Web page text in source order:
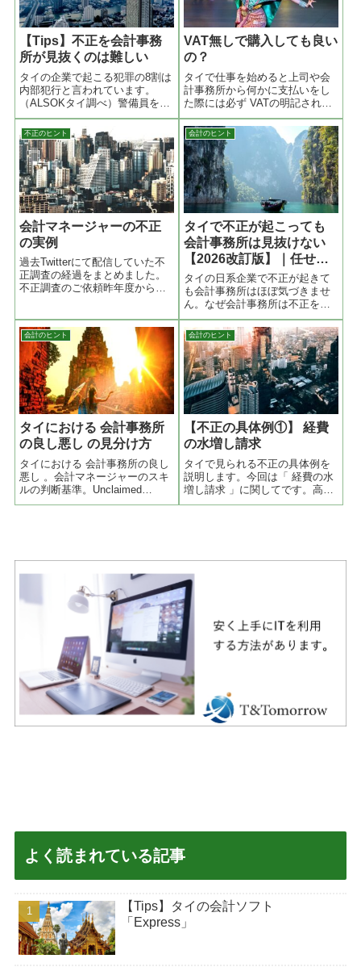
に、なぜ2つのレポートの数字が
合わないのか。
【Tips】不正を会計事務
所が見抜くのは難しい
タイの企業で起こる犯罪の8割は
内部犯行と言われています。
（ALSOKタイ調べ）警備員を雇
ったら泥棒だった、金庫番が金
庫の中身を持っていった、のよ
うな話は昔からタイではよく耳
にする話です。 犯罪や不正をさ
せないための仕組みが社内に必
要です。こ... (続く)
VAT無しで購入しても良い
の？
タイで仕事を始めると上司や会
計事務所から何かに支払いをし
た際には必ず VATの明記された
TAX Invoice （税額票）をもら
うようにと指導されると思いま
す。しかしたまに VAT無しで購
入 しなければならないことや、
VATの入っていない領収書を出
す業者がいます。 これで大丈夫
だと言われますが本当に大丈夫
でしょうか？
不正のヒント
会計マネージャーの不正
の実例
過去Twitterにて配信していた不
正調査の経過をまとめました。
不正調査のご依頼昨年度から何
をいただき、先月から不正調査
を実施して、その企業の会計マ
ネージャーの不正を見つけるこ
とができ... (続く)
会計のヒント
タイで不正が起こっても
会計事務所は見抜けない
【2026改訂版】｜任せき
りが危険な理由と内部統
制の要点
タイの日系企業で不正が起きて
も会計事務所はほぼ気づきませ
ん。なぜ会計事務所は不正を見
抜けないのか、その構造的な理
由と、経営者が取るべき内部統
制・不正調査の実務ポイント
を、タイで20年以上の支援実績
を持つ専門家が解説します。
会計のヒント
タイにおける 会計事務所
の良し悪し の見分け方
タイにおける 会計事務所の良し
悪し 。会計マネージャーのスキ
ルの判断基準。Unclaimed
Expenses, Add back, Non-
会計のヒント
【不正の具体例①】 経費
の水増し請求
タイで見られる不正の具体例を
説明します。今回は「 経費の水
増し請求 」に関してです。高速
代の領収書で経費精算する場
社で精算して45バーツをもらう
ということをしています。
よく読まれている記事
【Tips】タイの会計ソフト
「Express」